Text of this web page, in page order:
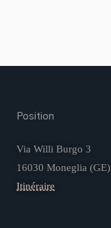
Position
Via Willi Burgo 3
16030 Moneglia (GE)
Itinéraire